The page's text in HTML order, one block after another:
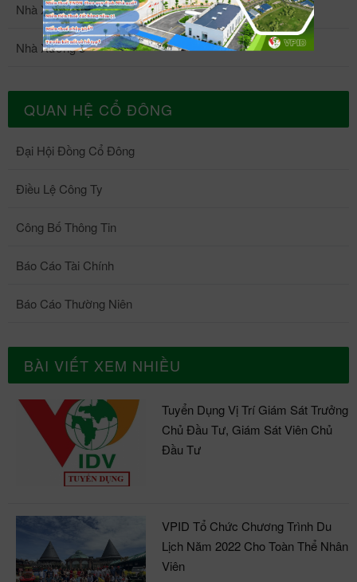
Nhà Xưởng 4
Nhà Xưởng 5
QUAN HỆ CỔ ĐÔNG
Đại Hội Đồng Cổ Đông
Điều Lệ Công Ty
Công Bố Thông Tin
Báo Cáo Tài Chính
Báo Cáo Thường Niên
BÀI VIẾT XEM NHIỀU
Tuyển Dụng Vị Trí Giám Sát Trưởng
Chủ Đầu Tư, Giám Sát Viên Chủ
Đầu Tư
VPID Tổ Chức Chương Trình Du
Lịch Năm 2022 Cho Toàn Thể Nhân
Viên